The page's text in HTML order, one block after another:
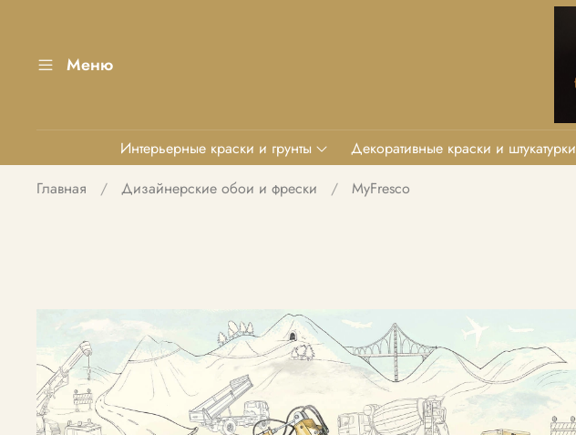
Меню
Интерьерные краски и грунты Декоративные краски и штукатурки
Главная
Дизайнерские обои и фрески MyFresco